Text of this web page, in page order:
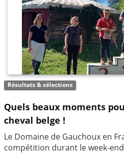
Résultats & sélections
Quels beaux moments
cheval belge !
Le Domaine de Gauchoux en
compétition durant le week-